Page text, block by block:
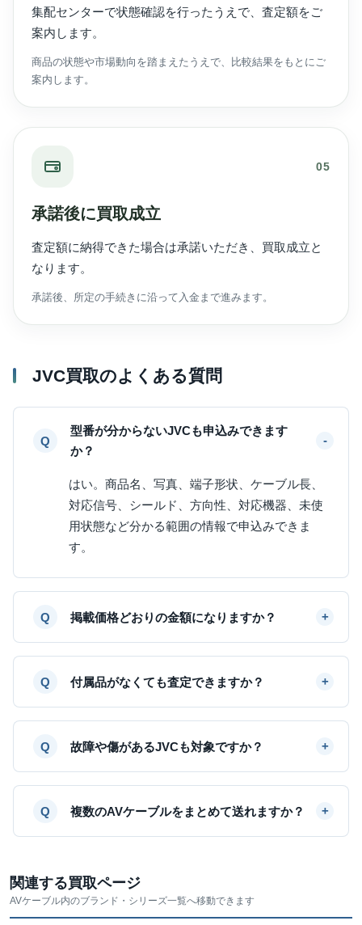
集配センターで状態確認を行ったうえで、査定額をご
案内します。
商品の状態や市場動向を踏まえたうえで、比較結果をもとにご
案内します。
05
承諾後に買取成立
査定額に納得できた場合は承諾いただき、買取成立と
なります。
承諾後、所定の手続きに沿って入金まで進みます。
JVC買取のよくある質問
型番が分からないJVCも申込みできます
か？
はい。商品名、写真、端子形状、ケーブル長、
対応信号、シールド、方向性、対応機器、未使
用状態など分かる範囲の情報で申込みできま
す。
掲載価格どおりの金額になりますか？
付属品がなくても査定できますか？
故障や傷があるJVCも対象ですか？
複数のAVケーブルをまとめて送れますか？
関連する買取ページ
AVケーブル内のブランド・シリーズ一覧へ移動できます